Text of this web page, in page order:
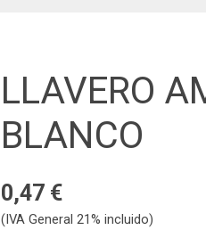
LLAVERO
BLANCO
0,47 €
(IVA General 21% incluido)